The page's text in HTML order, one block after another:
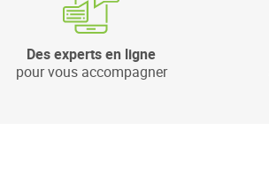
Des experts en ligne
pour vous accompagner